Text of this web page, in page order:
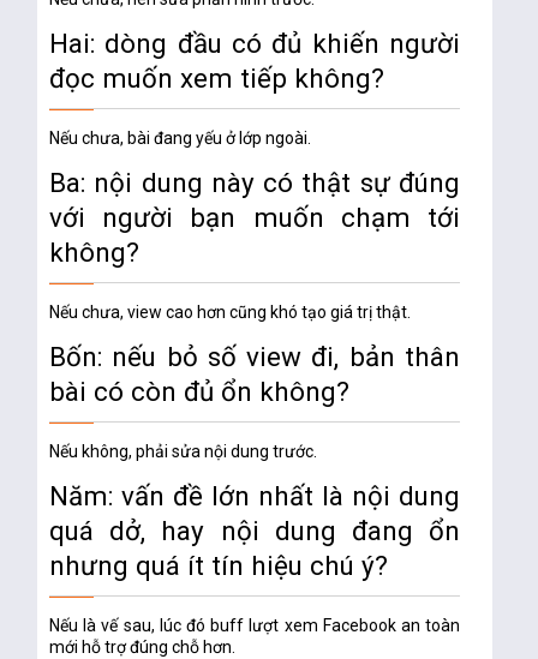
Hai: dòng đầu có đủ khiến người
đọc muốn xem tiếp không?
Nếu chưa, bài đang yếu ở lớp ngoài.
Ba: nội dung này có thật sự đúng
với người bạn muốn chạm tới
không?
Nếu chưa, view cao hơn cũng khó tạo giá trị thật.
Bốn: nếu bỏ số view đi, bản thân
bài có còn đủ ổn không?
Nếu không, phải sửa nội dung trước.
Năm: vấn đề lớn nhất là nội dung
quá dở, hay nội dung đang ổn
nhưng quá ít tín hiệu chú ý?
Nếu là vế sau, lúc đó buff lượt xem Facebook an toàn
mới hỗ trợ đúng chỗ hơn.